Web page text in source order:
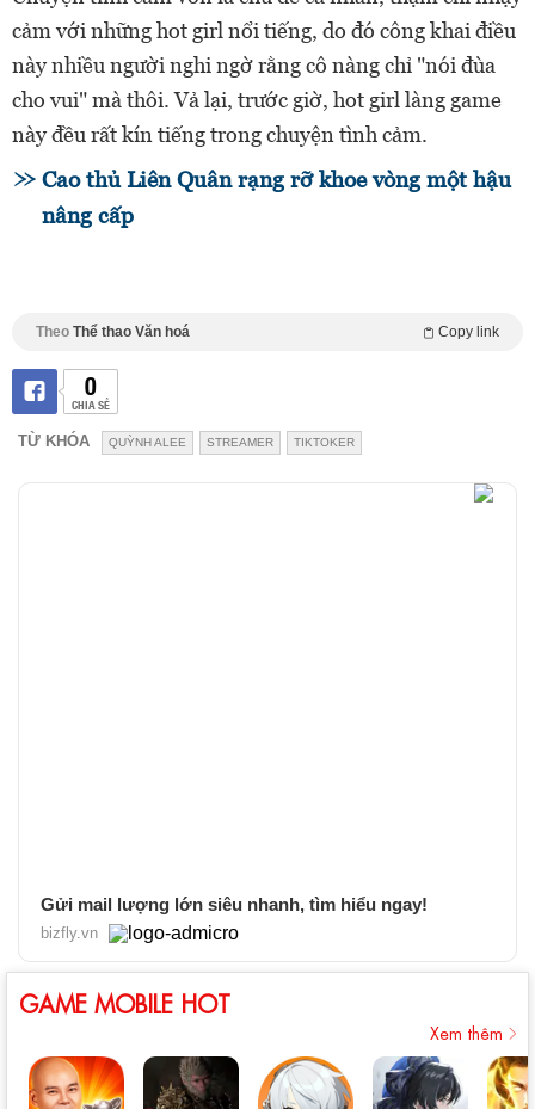
cảm với những hot girl nổi tiếng, do đó công khai điều
này nhiều người nghi ngờ rằng cô nàng chỉ "nói đùa
cho vui" mà thôi. Vả lại, trước giờ, hot girl làng game
này đều rất kín tiếng trong chuyện tình cảm.
Cao thủ Liên Quân rạng rỡ khoe vòng một hậu
nâng cấp
Theo Thể thao Văn hoá Copy link
0
CHIA SẺ
TỪ KHÓA QUỲNH ALEE STREAMER TIKTOKER
Gửi mail lượng lớn siêu nhanh, tìm hiểu ngay!
bizfly.vn
GAME MOBILE HOT
Xem thêm